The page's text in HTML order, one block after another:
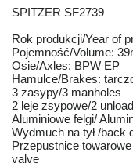
SPITZER SF2739
Rok produkcji/Year of
Pojemność/Volume:
Osie/Axles: BPW EP
Hamulce/Brakes:
3 zasypy/3 manholes
2 leje zsypowe/2
Aluminiowe felgi/
Wydmuch na tył /back
Przepustnice
valve